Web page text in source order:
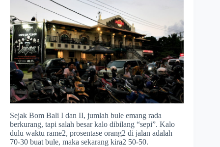
Sejak Bom Bali I dan II, jumlah bule emang rada
berkurang, tapi salah besar kalo dibilang “sepi”. Kalo
dulu waktu rame2, prosentase orang2 di jalan adalah
70-30 buat bule, maka sekarang kira2 50-50.